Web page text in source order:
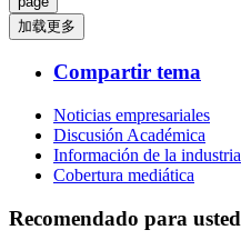
加载更多
Compartir tema
Noticias empresariales
Discusión Académica
Información de la industria
Cobertura mediática
Recomendado para usted